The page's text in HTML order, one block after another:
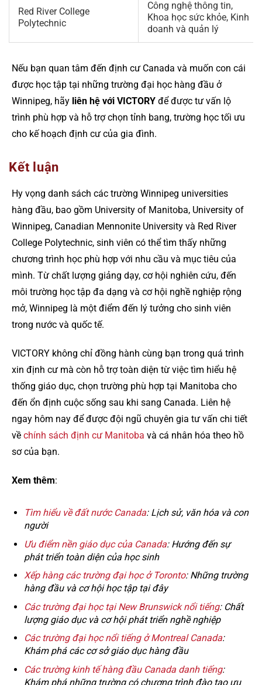
Red River College
Polytechnic
Công nghệ thông tin,
Khoa học sức khỏe, Kinh
doanh và quản lý
Nếu bạn quan tâm đến định cư Canada và muốn con cái
được học tập tại những trường đại học hàng đầu ở
Winnipeg, hãy liên hệ với VICTORY để được tư vấn lộ
trình phù hợp và hỗ trợ chọn tỉnh bang, trường học tối ưu
cho kế hoạch định cư của gia đình.
Kết luận
Hy vọng danh sách các trường Winnipeg universities
hàng đầu, bao gồm University of Manitoba, University of
Winnipeg, Canadian Mennonite University và Red River
College Polytechnic, sinh viên có thể tìm thấy những
chương trình học phù hợp với nhu cầu và mục tiêu của
mình. Từ chất lượng giảng dạy, cơ hội nghiên cứu, đến
môi trường học tập đa dạng và cơ hội nghề nghiệp rộng
mở, Winnipeg là một điểm đến lý tưởng cho sinh viên
trong nước và quốc tế.
VICTORY không chỉ đồng hành cùng bạn trong quá trình
xin định cư mà còn hỗ trợ toàn diện từ việc tìm hiểu hệ
thống giáo dục, chọn trường phù hợp tại Manitoba cho
đến ổn định cuộc sống sau khi sang Canada. Liên hệ
ngay hôm nay để được đội ngũ chuyên gia tư vấn chi tiết
về chính sách định cư Manitoba và cá nhân hóa theo hồ
sơ của bạn.
Xem thêm:
Tìm hiểu về đất nước Canada: Lịch sử, văn hóa và con
người
Ưu điểm nền giáo dục của Canada: Hướng đến sự
phát triển toàn diện của học sinh
Xếp hàng các trường đại học ở Toronto: Những trường
hàng đầu và cơ hội học tập tại đây
Các trường đại học tại New Brunswick nổi tiếng: Chất
lượng giáo dục và cơ hội phát triển nghề nghiệp
Các trường đại học nổi tiếng ở Montreal Canada:
Khám phá các cơ sở giáo dục hàng đầu
Các trường kinh tế hàng đầu Canada danh tiếng:
Khám phá những trường có chương trình đào tạo ưu